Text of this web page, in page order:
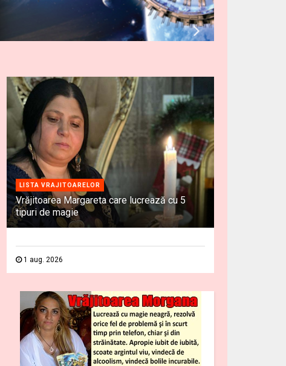
LISTA VRAJITOARELOR
Vrăjitoarea Margareta care lucrează cu 5
tipuri de magie
1 aug. 2026